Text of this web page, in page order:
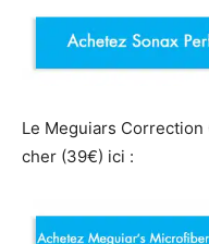
Le Meguiars
cher (39€) ici :